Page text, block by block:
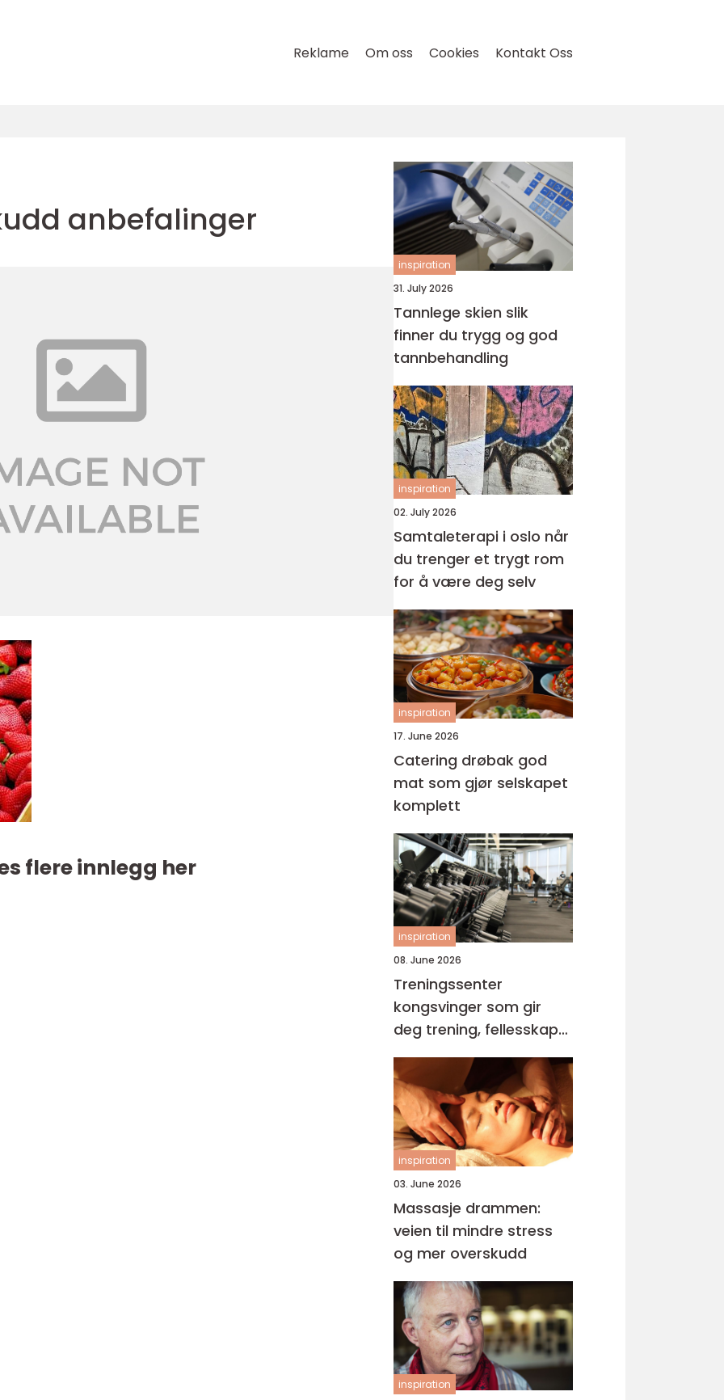
Reklame Om oss Cookies Kontakt Oss
anbefalinger
flere innlegg her
inspiration
31. July 2026
Tannlege skien slik
finner du trygg og god
tannbehandling
inspiration
02. July 2026
Samtaleterapi i oslo når
du trenger et trygt rom
for å være deg selv
inspiration
17. June 2026
Catering drøbak god
mat som gjør selskapet
komplett
inspiration
08. June 2026
Treningssenter
kongsvinger som gir
deg trening, fellesskap
og pusterom
inspiration
03. June 2026
Massasje drammen:
veien til mindre stress
og mer overskudd
inspiration